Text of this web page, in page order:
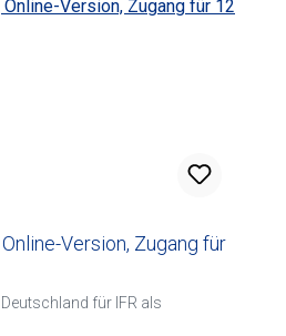
Version, Zugang für
für IFR als